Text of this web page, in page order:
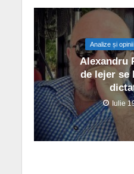
Analize și opinii
Alexandru
de lejer se
Iulie